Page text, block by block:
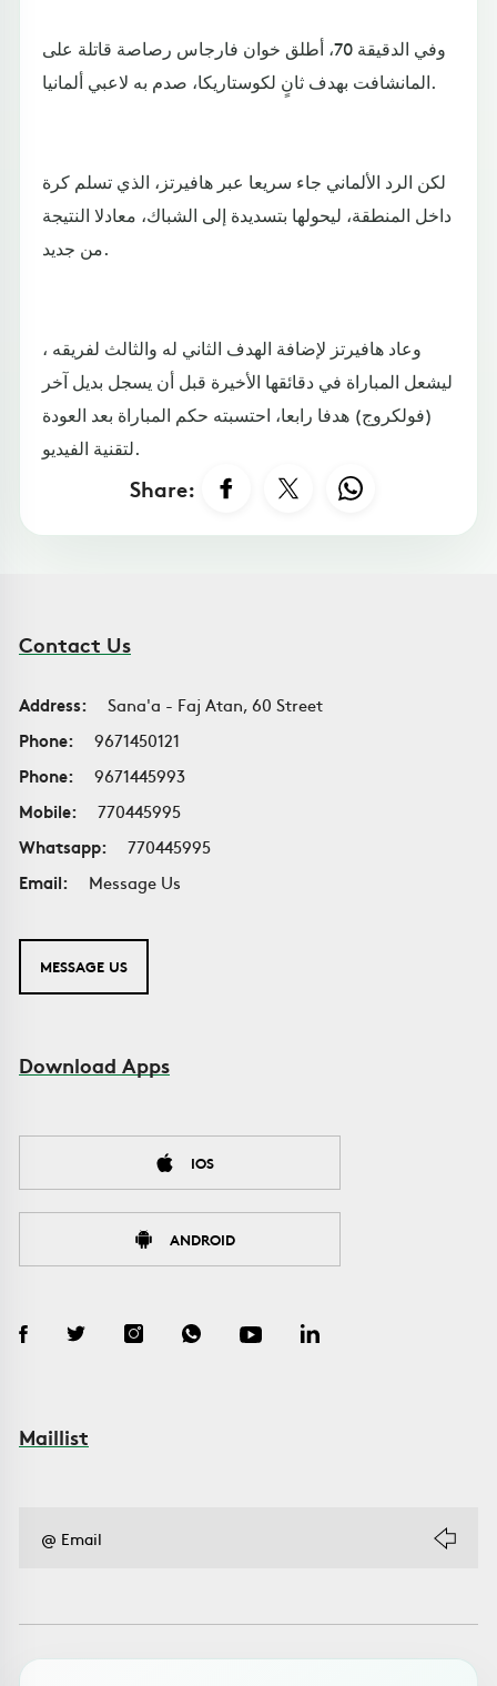
وفي الدقيقة 70، أطلق خوان فارجاس رصاصة قاتلة على
المانشافت بهدف ثانٍ لكوستاريكا، صدم به لاعبي ألمانيا.
لكن الرد الألماني جاء سريعا عبر هافيرتز، الذي تسلم كرة
داخل المنطقة، ليحولها بتسديدة إلى الشباك، معادلا النتيجة
من جديد.
وعاد هافيرتز لإضافة الهدف الثاني له والثالث لفريقه ،
ليشعل المباراة في دقائقها الأخيرة قبل أن يسجل بديل آخر
(فولكروج) هدفا رابعا، احتسبته حكم المباراة بعد العودة
لتقنية الفيديو.
Share:
Contact Us
Address:
Sana'a - Faj Atan, 60 Street
Phone:
9671450121
Phone:
9671445993
Mobile:
770445995
Whatsapp:
770445995
Email:
Message Us
MESSAGE US
Download Apps
IOS
ANDROID
Maillist